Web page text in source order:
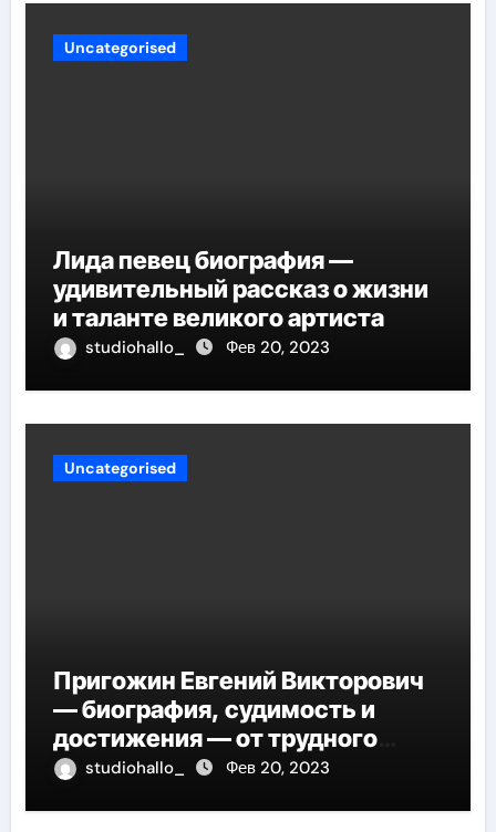
Uncategorised
Лида певец биография —
удивительный рассказ о жизни
и таланте великого артиста
studiohallo_ Фев 20, 2023
Uncategorised
Пригожин Евгений Викторович
— биография, судимость и
достижения — от трудного
детства до мирового успеха
studiohallo_ Фев 20, 2023